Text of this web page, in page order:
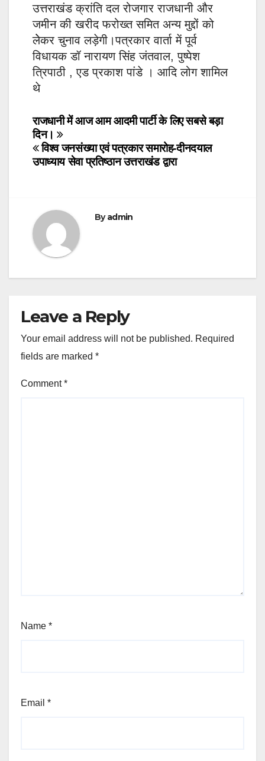
उत्तराखंड क्रांति दल रोजगार राजधानी और
जमीन की खरीद फरोख्त समित अन्य मुद्दों को
लेेकर चुनाव लड़ेगी।पत्रकार वार्ता में पूर्व
विधायक डॉ नारायण सिंह जंतवाल, पुष्पेश
त्रिपाठी , एड प्रकाश पांडे । आदि लोग शामिल
थे
Post
navigation
राजधानी में आज आम आदमी पार्टी के लिए सबसे बड़ा
दिन।
विश्व जनसंख्या एवं पत्रकार समारोह-दीनदयाल
उपाध्याय सेवा प्रतिष्ठान उत्तराखंड द्वारा
Byadmin
Leave a Reply
Your email address will not be published. Required
fields are marked *
Comment*
Name *
Email *